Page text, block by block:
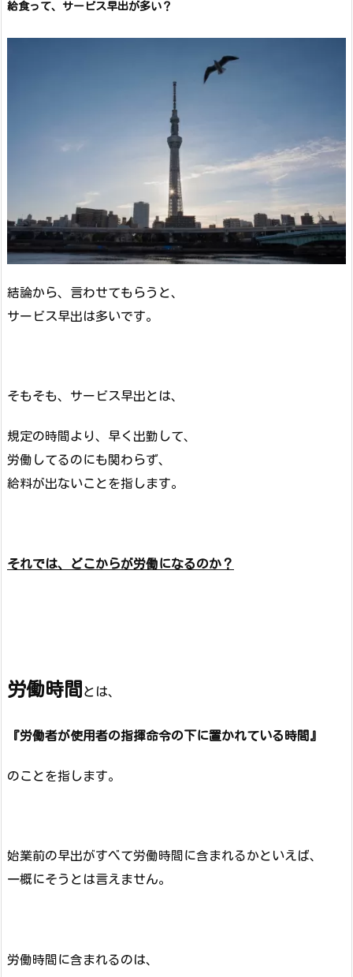
給食って、サービス早出が多い？
結論から、言わせてもらうと、
サービス早出は多いです。
そもそも、サービス早出とは、
規定の時間より、早く出勤して、
労働してるのにも関わらず、
給料が出ないことを指します。
それでは、どこからが労働になるのか？
労働時間 とは、
『労働者が使用者の指揮命令の下に置かれている時間』
のことを指します。
始業前の早出がすべて労働時間に含まれるかといえば、
一概にそうとは言えません。
労働時間に含まれるのは、